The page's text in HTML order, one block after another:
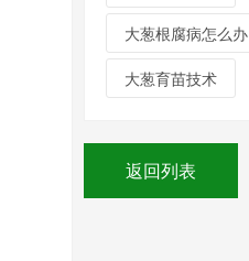
大葱根腐病怎么办
大葱育苗技术
返回列表